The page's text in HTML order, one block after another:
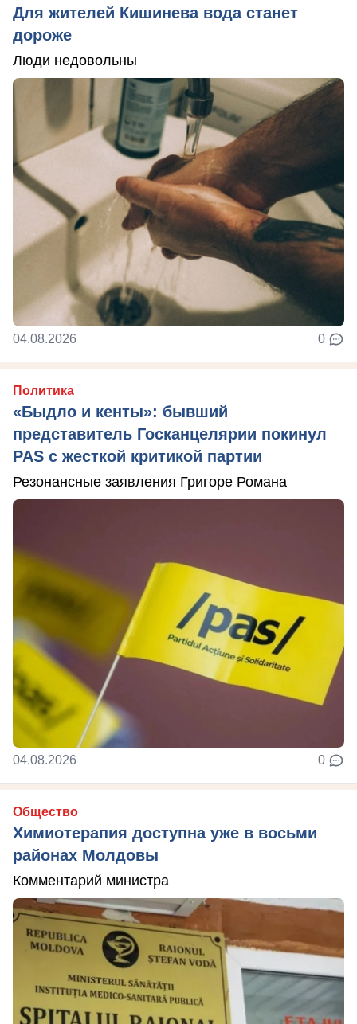
Для жителей Кишинева вода станет
дороже
Люди недовольны
04.08.2026 0
Политика
«Быдло и кенты»: бывший
представитель Госканцелярии покинул
PAS с жесткой критикой партии
Резонансные заявления Григоре Романа
04.08.2026 0
Общество
Химиотерапия доступна уже в восьми
районах Молдовы
Комментарий министра